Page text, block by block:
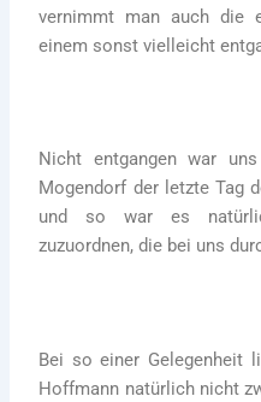
vernimmt man auch die
einem sonst vielleicht
Nicht entgangen war
Mogendorf der letzte Tag
und so war es
zuzuordnen, die bei uns
Bei so einer Gelegenheit
Hoffmann natürlich nicht